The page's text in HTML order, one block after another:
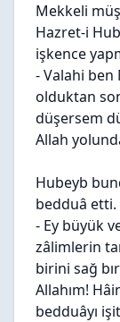
Mekkeli
Hazret-i
işkence
- Valahi
olduktan
düşersem
Allah
Hubeyb
bedduâ etti.
- Ey büyük
zâlimlerin
birini sağ
Allahım!
bedduâyı